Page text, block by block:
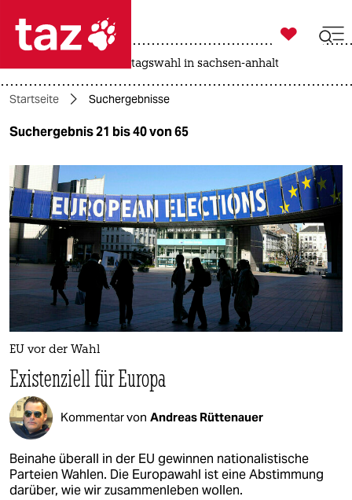
 taz zahl ich
taz zahl ich
themen
politik
öko
gesellschaft
kultur
sport
berlin
nord
wahrheit
verlag
verlag

taz zahl ich
landtagswahl in sachsen-anhalt
Startseite Suchergebnisse
Suchergebnis 21 bis 40 von 65
EU vor der Wahl
Existenziell für Europa
Kommentar von Andreas Rüttenauer
Beinahe überall in der EU gewinnen nationalistische
Parteien Wahlen. Die Europawahl ist eine Abstimmung
darüber, wie wir zusammenleben wollen.